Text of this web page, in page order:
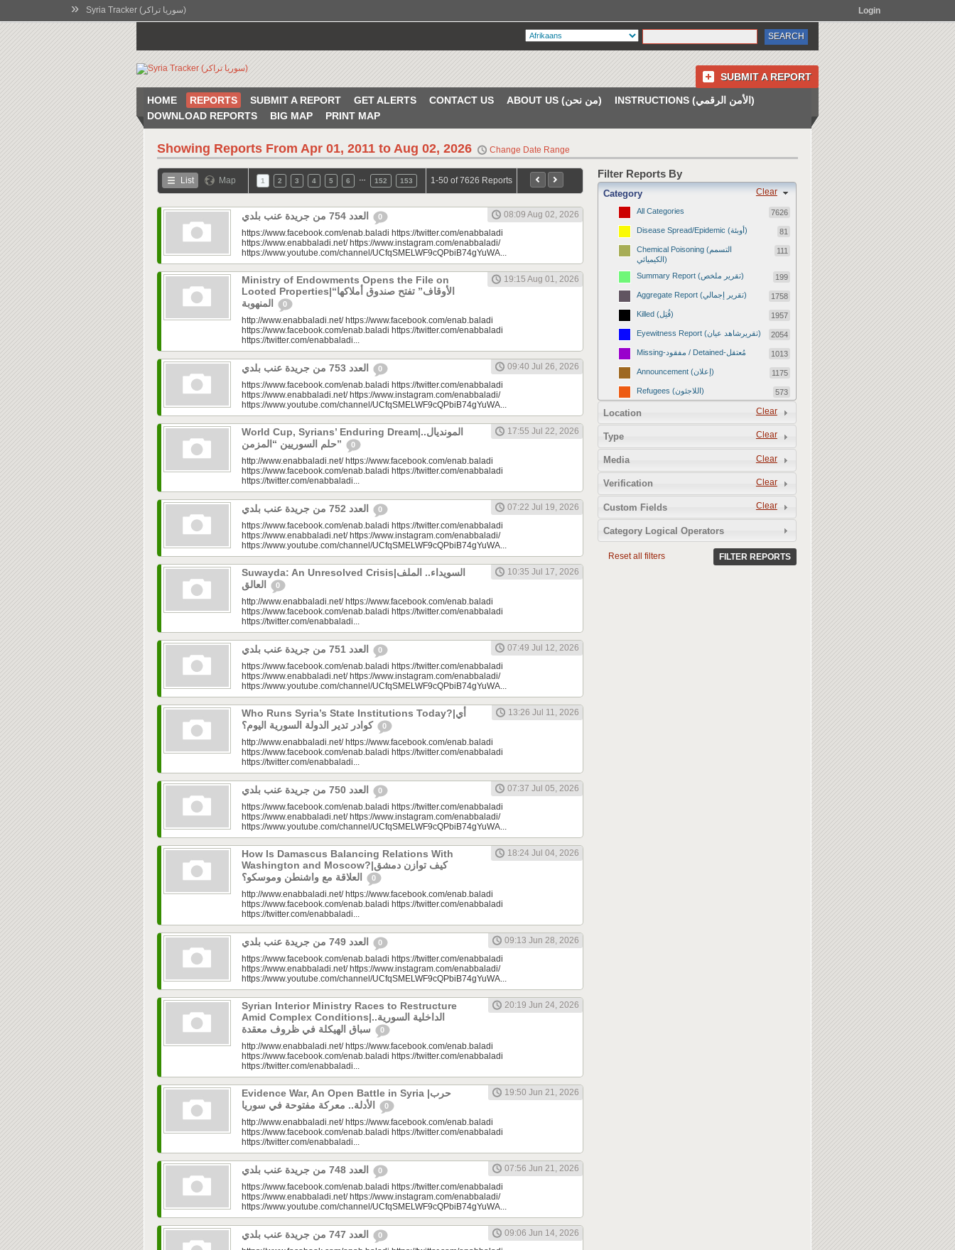
» Syria Tracker (سوريا تراكر) Login
SUBMIT A REPORT
HOME REPORTS SUBMIT A REPORT GET ALERTS CONTACT US ABOUT US (من نحن)
INSTRUCTIONS (الأمن الرقمي)
DOWNLOAD REPORTS
BIG MAP PRINT MAP
Showing Reports From Apr 01, 2011 to Aug 02, 2026 Change Date Range
List Map 1 2 3 4 5 6 152 153 1-50 of 7626 Reports
0
08:09 Aug 02, 2026
https://www.facebook.com/enab.baladi https://twitter.com/enabbaladi
https://www.enabbaladi.net/ https://www.instagram.com/enabbaladi/
https://www.youtube.com/channel/UCfqSMELWF9cQPbiB74gYuWA...
Ministry of Endowments Opens the File on
Looted Properties|“الأوقاف” تفتح صندوق أملاكها
0
19:15 Aug 01, 2026
http://www.enabbaladi.net/ https://www.facebook.com/enab.baladi
https://www.facebook.com/enab.baladi https://twitter.com/enabbaladi
https://twitter.com/enabbaladi...
0
09:40 Jul 26, 2026
https://www.facebook.com/enab.baladi https://twitter.com/enabbaladi
https://www.enabbaladi.net/ https://www.instagram.com/enabbaladi/
https://www.youtube.com/channel/UCfqSMELWF9cQPbiB74gYuWA...
World Cup, Syrians’ Enduring Dream|المونديال..
حلم السوريين “المزمن”
0
17:55 Jul 22, 2026
http://www.enabbaladi.net/ https://www.facebook.com/enab.baladi
https://www.facebook.com/enab.baladi https://twitter.com/enabbaladi
https://twitter.com/enabbaladi...
0
07:22 Jul 19, 2026
https://www.facebook.com/enab.baladi https://twitter.com/enabbaladi
https://www.enabbaladi.net/ https://www.instagram.com/enabbaladi/
https://www.youtube.com/channel/UCfqSMELWF9cQPbiB74gYuWA...
Suwayda: An Unresolved Crisis|السويداء.. الملف
0
10:35 Jul 17, 2026
http://www.enabbaladi.net/ https://www.facebook.com/enab.baladi
https://www.facebook.com/enab.baladi https://twitter.com/enabbaladi
https://twitter.com/enabbaladi...
0
07:49 Jul 12, 2026
https://www.facebook.com/enab.baladi https://twitter.com/enabbaladi
https://www.enabbaladi.net/ https://www.instagram.com/enabbaladi/
https://www.youtube.com/channel/UCfqSMELWF9cQPbiB74gYuWA...
Who Runs Syria’s State Institutions Today?|أي
كوادر تدير الدولة السورية اليوم؟
0
13:26 Jul 11, 2026
http://www.enabbaladi.net/ https://www.facebook.com/enab.baladi
https://www.facebook.com/enab.baladi https://twitter.com/enabbaladi
https://twitter.com/enabbaladi...
0
07:37 Jul 05, 2026
https://www.facebook.com/enab.baladi https://twitter.com/enabbaladi
https://www.enabbaladi.net/ https://www.instagram.com/enabbaladi/
https://www.youtube.com/channel/UCfqSMELWF9cQPbiB74gYuWA...
How Is Damascus Balancing Relations With
Washington and Moscow?|كيف توازن دمشق
0
18:24 Jul 04, 2026
http://www.enabbaladi.net/ https://www.facebook.com/enab.baladi
https://www.facebook.com/enab.baladi https://twitter.com/enabbaladi
https://twitter.com/enabbaladi...
0
09:13 Jun 28, 2026
https://www.facebook.com/enab.baladi https://twitter.com/enabbaladi
https://www.enabbaladi.net/ https://www.instagram.com/enabbaladi/
https://www.youtube.com/channel/UCfqSMELWF9cQPbiB74gYuWA...
Syrian Interior Ministry Races to Restructure
Amid Complex Conditions|الداخلية السورية..
0
20:19 Jun 24, 2026
http://www.enabbaladi.net/ https://www.facebook.com/enab.baladi
https://www.facebook.com/enab.baladi https://twitter.com/enabbaladi
https://twitter.com/enabbaladi...
Evidence War, An Open Battle in Syria |حرب
0
19:50 Jun 21, 2026
http://www.enabbaladi.net/ https://www.facebook.com/enab.baladi
https://www.facebook.com/enab.baladi https://twitter.com/enabbaladi
https://twitter.com/enabbaladi...
0
07:56 Jun 21, 2026
https://www.facebook.com/enab.baladi https://twitter.com/enabbaladi
https://www.enabbaladi.net/ https://www.instagram.com/enabbaladi/
https://www.youtube.com/channel/UCfqSMELWF9cQPbiB74gYuWA...
0
09:06 Jun 14, 2026
Filter Reports By
Clear
Category
All Categories 7626
Disease Spread/Epidemic (أوبئة) 81
Chemical Poisoning (التسمم
الكيميائي)
111
Summary Report (تقرير ملخص) 199
Aggregate Report (تقرير إجمالي) 1758
Killed (قُتِل) 1957
Eyewitness Report (تقريرشاهد عيان) 2054
Missing-مفقود / Detained-مُعتقل 1013
Announcement (إعلان) 1175
Refugees (اللاجئون) 573
1672
Revenge Killings (القتل بدافع الانتقام) 11
2
13
Clear
Location
Clear
Type
Clear
Media
Clear
Verification
Clear
Custom Fields
Category Logical Operators
Reset all filters FILTER REPORTS